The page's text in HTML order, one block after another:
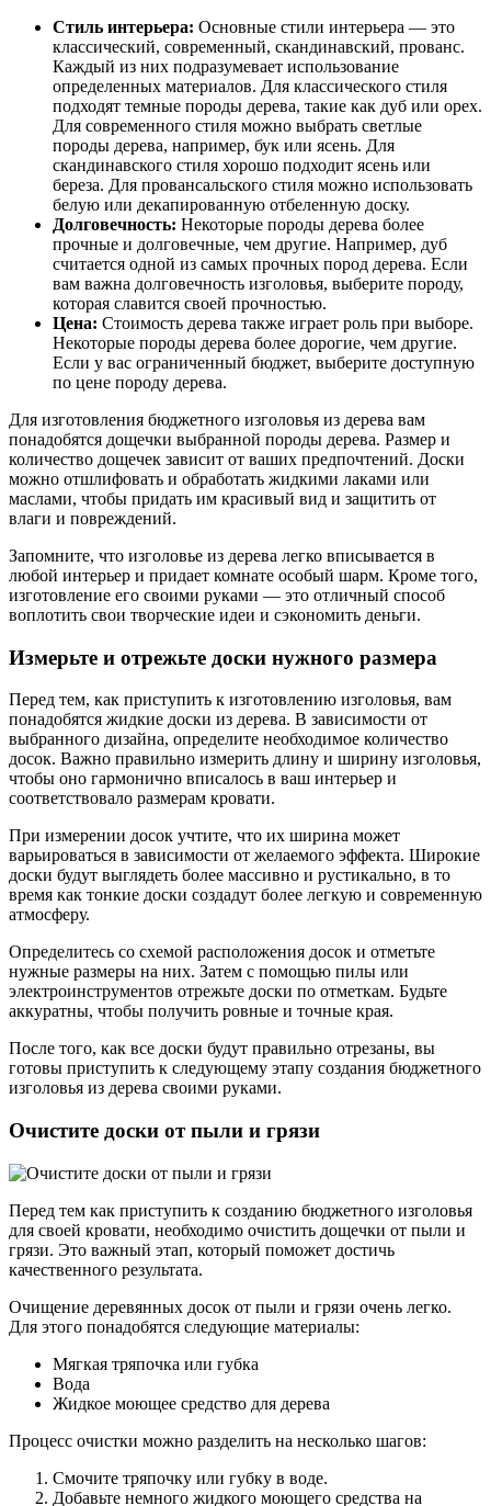
Стиль интерьера: Основные стили интерьера — это
классический, современный, скандинавский, прованс.
Каждый из них подразумевает использование
определенных материалов. Для классического стиля
подходят темные породы дерева, такие как дуб или орех.
Для современного стиля можно выбрать светлые
породы дерева, например, бук или ясень. Для
скандинавского стиля хорошо подходит ясень или
береза. Для провансальского стиля можно использовать
белую или декапированную отбеленную доску.
Долговечность: Некоторые породы дерева более
прочные и долговечные, чем другие. Например, дуб
считается одной из самых прочных пород дерева. Если
вам важна долговечность изголовья, выберите породу,
которая славится своей прочностью.
Цена: Стоимость дерева также играет роль при выборе.
Некоторые породы дерева более дорогие, чем другие.
Если у вас ограниченный бюджет, выберите доступную
по цене породу дерева.
Для изготовления бюджетного изголовья из дерева вам
понадобятся дощечки выбранной породы дерева. Размер и
количество дощечек зависит от ваших предпочтений. Доски
можно отшлифовать и обработать жидкими лаками или
маслами, чтобы придать им красивый вид и защитить от
влаги и повреждений.
Запомните, что изголовье из дерева легко вписывается в
любой интерьер и придает комнате особый шарм. Кроме того,
изготовление его своими руками — это отличный способ
воплотить свои творческие идеи и сэкономить деньги.
Измерьте и отрежьте доски нужного размера
Перед тем, как приступить к изготовлению изголовья, вам
понадобятся жидкие доски из дерева. В зависимости от
выбранного дизайна, определите необходимое количество
досок. Важно правильно измерить длину и ширину изголовья,
чтобы оно гармонично вписалось в ваш интерьер и
соответствовало размерам кровати.
При измерении досок учтите, что их ширина может
варьироваться в зависимости от желаемого эффекта. Широкие
доски будут выглядеть более массивно и рустикально, в то
время как тонкие доски создадут более легкую и современную
атмосферу.
Определитесь со схемой расположения досок и отметьте
нужные размеры на них. Затем с помощью пилы или
электроинструментов отрежьте доски по отметкам. Будьте
аккуратны, чтобы получить ровные и точные края.
После того, как все доски будут правильно отрезаны, вы
готовы приступить к следующему этапу создания бюджетного
изголовья из дерева своими руками.
Очистите доски от пыли и грязи
Перед тем как приступить к созданию бюджетного изголовья
для своей кровати, необходимо очистить дощечки от пыли и
грязи. Это важный этап, который поможет достичь
качественного результата.
Очищение деревянных досок от пыли и грязи очень легко.
Для этого понадобятся следующие материалы:
Мягкая тряпочка или губка
Вода
Жидкое моющее средство для дерева
Процесс очистки можно разделить на несколько шагов:
Смочите тряпочку или губку в воде.
Добавьте немного жидкого моющего средства на